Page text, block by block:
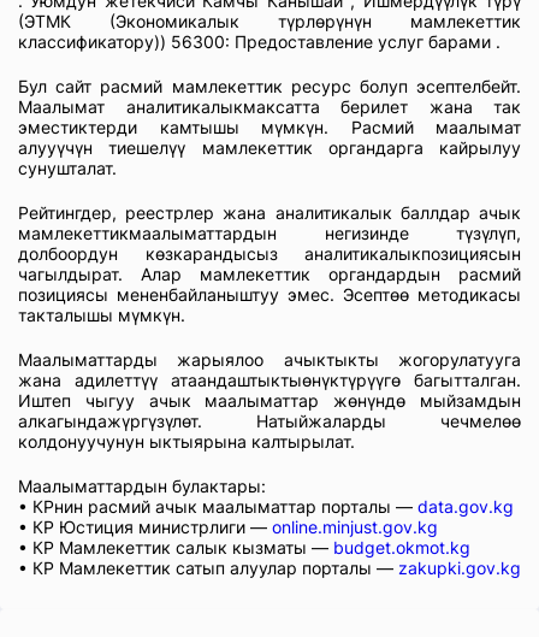
(ЭТМК (Экономикалык түрлөрүнүн мамлекеттик
классификатору)) 56300: Предоставление услуг барами .
Бул сайт расмий мамлекеттик ресурс болуп эсептелбейт.
Маалымат аналитикалыкмаксатта берилет жана так
эместиктерди камтышы мүмкүн. Расмий маалымат
алууүчүн тиешелүү мамлекеттик органдарга кайрылуу
сунушталат.
Рейтингдер, реестрлер жана аналитикалык баллдар ачык
мамлекеттикмаалыматтардын негизинде түзүлүп,
долбоордун көзкарандысыз аналитикалыкпозициясын
чагылдырат. Алар мамлекеттик органдардын расмий
позициясы мененбайланыштуу эмес. Эсептөө методикасы
такталышы мүмкүн.
Маалыматтарды жарыялоо ачыктыкты жогорулатууга
жана адилеттүү атаандаштыктыөнүктүрүүгө багытталган.
Иштеп чыгуу ачык маалыматтар жөнүндө мыйзамдын
алкагындажүргүзүлөт. Натыйжаларды чечмелөө
колдонуучунун ыктыярына калтырылат.
Маалыматтардын булактары:
• КРнин расмий ачык маалыматтар порталы — data.gov.kg
• КР Юстиция министрлиги — online.minjust.gov.kg
• КР Мамлекеттик салык кызматы — budget.okmot.kg
• КР Мамлекеттик сатып алуулар порталы — zakupki.gov.kg